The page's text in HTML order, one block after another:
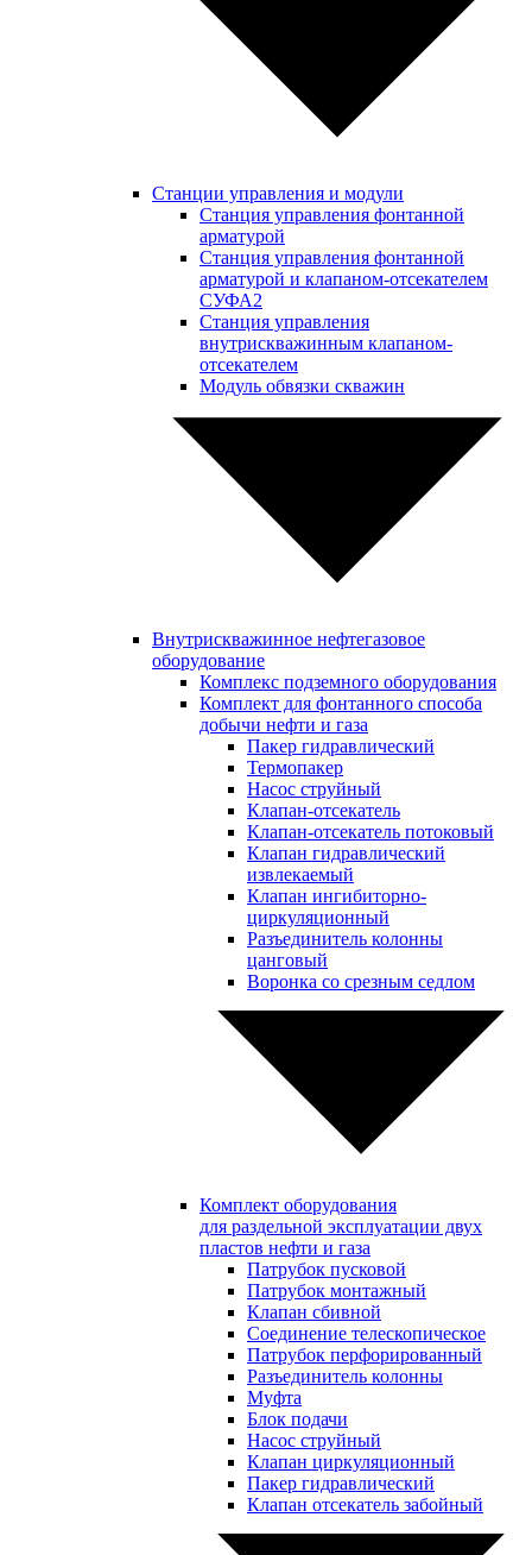
Станции управления и модули
Станция управления фонтанной
арматурой
Станция управления фонтанной
арматурой и клапаном-отсекателем
СУФА2
Станция управления
внутрискважинным клапаном-
отсекателем
Модуль обвязки скважин
Внутрискважинное нефтегазовое
оборудование
Комплекс подземного оборудования
Комплект для фонтанного способа
добычи нефти и газа
Пакер гидравлический
Термопакер
Насос струйный
Клапан-отсекатель
Клапан-отсекатель потоковый
Клапан гидравлический
извлекаемый
Клапан ингибиторно-
циркуляционный
Разъединитель колонны
цанговый
Воронка со срезным седлом
Комплект оборудования
для раздельной эксплуатации двух
пластов нефти и газа
Патрубок пусковой
Патрубок монтажный
Клапан сбивной
Соединение телескопическое
Патрубок перфорированный
Разъединитель колонны
Муфта
Блок подачи
Насос струйный
Клапан циркуляционный
Пакер гидравлический
Клапан отсекатель забойный